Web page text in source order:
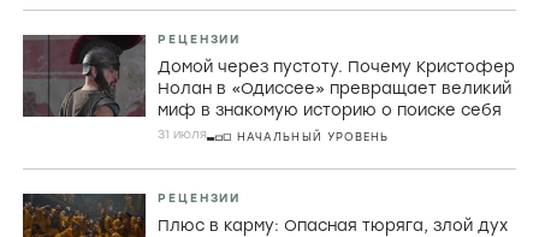
РЕЦЕНЗИИ
Домой через пустоту. Почему Кристофер
Нолан в «Одиссее» превращает великий
миф в знакомую историю о поиске себя
31 июля НАЧАЛЬНЫЙ УРОВЕНЬ
РЕЦЕНЗИИ
Плюс в карму: Опасная тюряга, злой дух